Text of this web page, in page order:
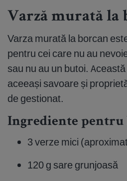
Varză murată la
Varza murată la borcan
pentru cei care nu au
sau nu au un butoi.
aceeași savoare și
de gestionat.
Ingrediente pentru
3 verze mici
120 g sare grunjoasă